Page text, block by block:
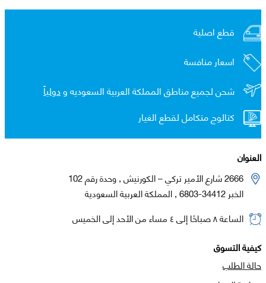
قطع اصلية
اسعار منافسة
شحن لجميع مناطق المملكة العربية السعوديه ودولياً
كتالوج متكامل لقطع الغيار
العنوان
2666 شارع الأمير تركي – الكورنيش , وحدة رقم 102
الخبر 34412-6803 , المملكة العربية السعودية
الساعة ٨ صباحًا إلى ٤ مساء من الأحد إلى الخميس
كيفية التسوق
حالة الطلب